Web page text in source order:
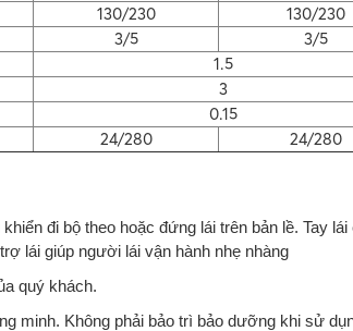
130/230
130/230
3/5
3/5
1.5
3
0.15
24/280 24/280
đi bộ theo hoặc đứng lái trên bản lề. Tay lái
lái giúp người lái vận hành nhẹ nhàng
quý khách.
minh. Không phải bảo trì bảo dưỡng khi sử